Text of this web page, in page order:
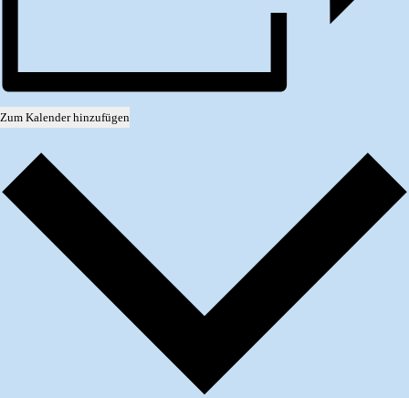
Zum Kalender hinzufügen